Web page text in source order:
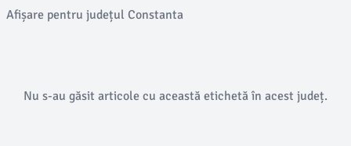
Afișare pentru județul Constanta
Nu s-au găsit articole cu această etichetă în acest județ.